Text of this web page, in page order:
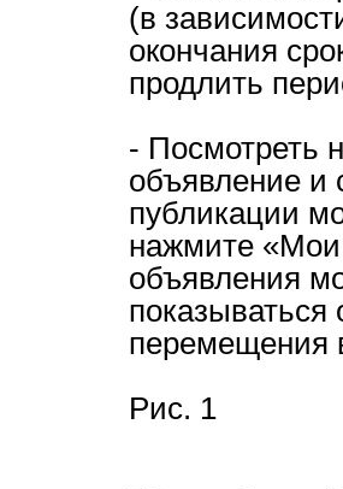
(в
окончания
продлить
- Посмотреть
объявление и
публикации
нажмите «Мои
объявления
показываться
перемещения
Рис. 1